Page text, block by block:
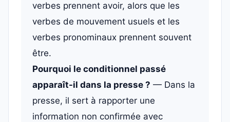
verbes prennent avoir, alors que les
verbes de mouvement usuels et les
verbes pronominaux prennent souvent
être.
Pourquoi le conditionnel passé
apparaît-il dans la presse ? — Dans la
presse, il sert à rapporter une
information non confirmée avec